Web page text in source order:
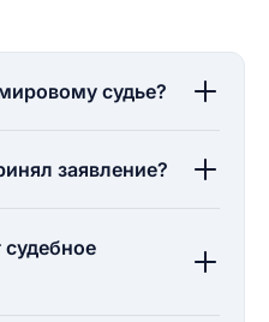
судье?
заявление?